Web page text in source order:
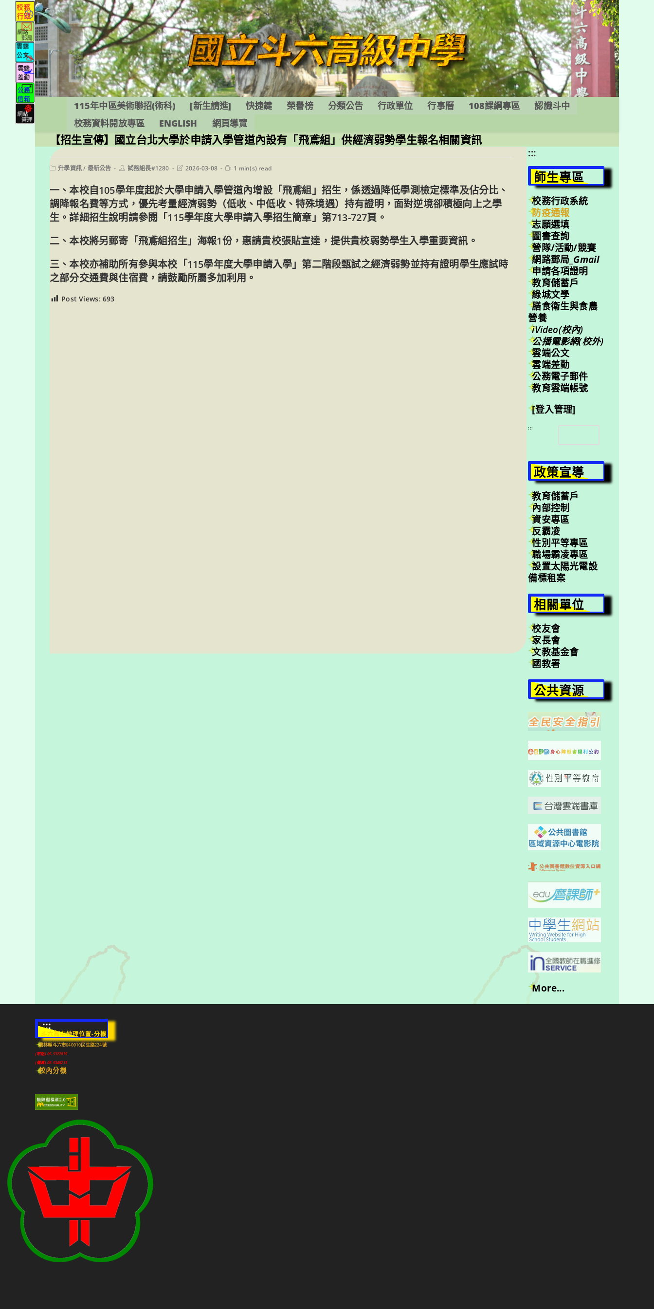
115年中區美術聯招(術科) [新生請進] 快捷鍵 榮譽榜 分類公告 行政單位 行事曆 108課綱專區
認識斗中
校務資料開放專區
ENGLISH 網頁導覽
【招生宣傳】國立台北大學於申請入學管道內設有「飛鳶組」供經濟弱勢學生報名相關資訊
Post升學資訊/ 最新公告
Post試務組長#1280
Post2026-03-08
Reading
1 min(s) read
一、本校自105學年度起於大學申請入學管道內增設「飛鳶組」招生，係透過降低學測檢定標準及佔分比、
調降報名費等方式，優先考量經濟弱勢（低收、中低收、特殊境遇）持有證明，面對逆境卻積極向上之學
生。詳細招生說明請參閱「115學年度大學申請入學招生簡章」第713-727頁。
二、本校將另郵寄「飛鳶組招生」海報1份，惠請貴校張貼宣達，提供貴校弱勢學生入學重要資訊。
三、本校亦補助所有參與本校「115學年度大學申請入學」第二階段甄試之經濟弱勢並持有證明學生應試時
之部分交通費與住宿費，請鼓勵所屬多加利用。
Post Views: 693
:::
師生專區
校務行政系統
防疫通報
志願選填
圖書查詢
營隊/活動/競賽
網路郵局_ Gmail
申請各項證明
教育儲蓄戶
綠城文學
膳食衛生與食農
營養
iVideo(校內)
公播電影網(校外)
雲端公文
雲端差勤
公務電子郵件
教育雲端帳號
[登入管理]
:::
搜
尋
政策宣導
教育儲蓄戶
內部控制
資安專區
反霸凌
性別平等專區
職場霸凌專區
設置太陽光電設
備標租案
相關單位
校友會
家長會
文教基金會
國教署
公共資源
More...
:::
斗六高中地理位置-分機
雲林縣斗六市640010民生路224號
(市話) 05-5322039
(傳真) 05-5348213
校內分機